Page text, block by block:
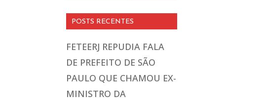
POSTS RECENTES
FETEERJ REPUDIA FALA
DE PREFEITO DE SÃO
PAULO QUE CHAMOU EX-
MINISTRO DA